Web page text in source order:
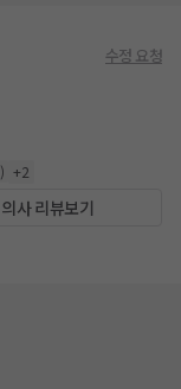
수정 요청
) +2
사 리뷰보기